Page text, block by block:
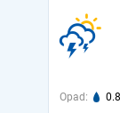
Opad: